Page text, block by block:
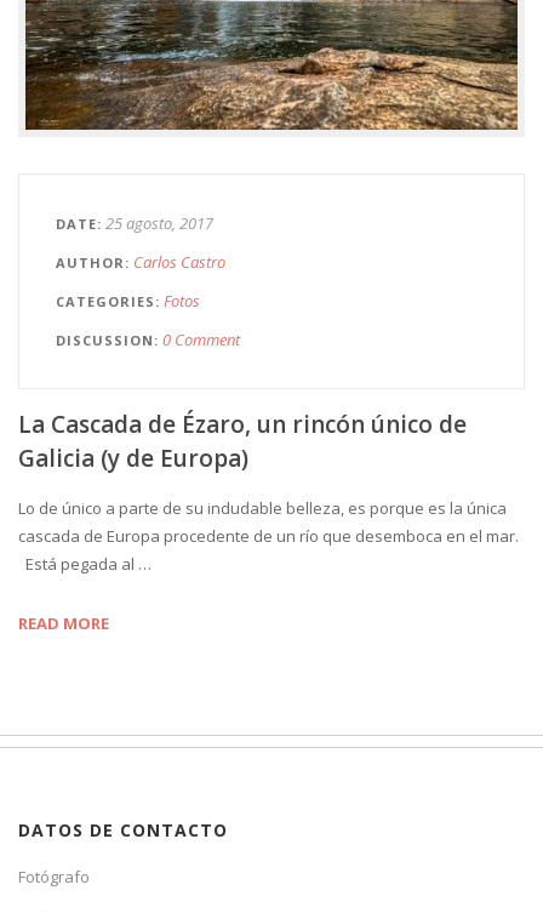
DATE 25 agosto, 2017
AUTHOR Carlos Castro
CATEGORIES Fotos
DISCUSSION 0 Comment
La Cascada de Ézaro, un rincón único de
Galicia (y de Europa)
Lo de único a parte de su indudable belleza, es porque es la única
cascada de Europa procedente de un río que desemboca en el mar.
Está pegada al …
READ MORE
DATOS DE CONTACTO
Fotógrafo